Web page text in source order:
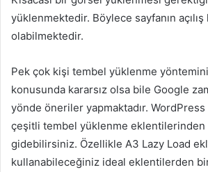
yüklenmektedir. Böylece sayfanın açılış
olabilmektedir.
Pek çok kişi tembel yüklenme
konusunda kararsız olsa bile Google
yönde öneriler yapmaktadır. WordPress
çeşitli tembel yüklenme eklentilerinden
gidebilirsiniz. Özellikle A3 Lazy Load
kullanabileceğiniz ideal eklentilerden